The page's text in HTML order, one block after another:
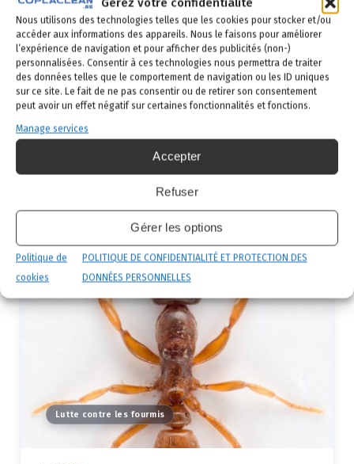
Nous utilisons des technologies telles que les cookies pour stocker et/ou
accéder aux informations des appareils. Nous le faisons pour améliorer
l’expérience de navigation et pour afficher des publicités (non-)
personnalisées. Consentir à ces technologies nous permettra de traiter
des données telles que le comportement de navigation ou les ID uniques
sur ce site. Le fait de ne pas consentir ou de retirer son consentement
peut avoir un effet négatif sur certaines fonctionnalités et fonctions.
Manage services
Accepter
Refuser
Gérer les options
Politique de
cookies
POLITIQUE DE CONFIDENTIALITÉ ET PROTECTION DES
DONNÉES PERSONNELLES
Lutte contre les fourmis
7 Juil 2015
La Fourmi pharaon – Monomorium
pharaonis
Accueil › Fourmis pharaons La Fourmi pharaon -
Monomorium pharaonis La fourmi pharaon est
un nuisible redoutable en milieu urbain et
Lire la suite →
Lutte contre les fourmis